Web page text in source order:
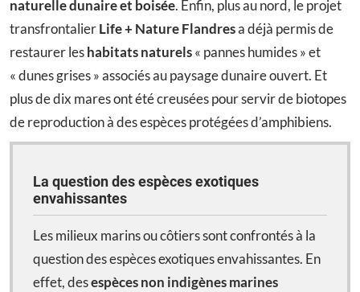
naturelle dunaire et boisée. Enfin, plus au nord, le projet
transfrontalierLife + Nature Flandresa déjà permis de
restaurer leshabitats naturels« pannes humides » et
« dunes grises » associés au paysage dunaire ouvert. Et
plus de dix mares ont été creusées pour servir de biotopes
de reproduction à des espèces protégées d’amphibiens.
La question des espèces exotiques
envahissantes
Les milieux marins ou côtiers sont confrontés à la
question des espèces exotiques envahissantes. En
effet, desespèces non indigènes marines